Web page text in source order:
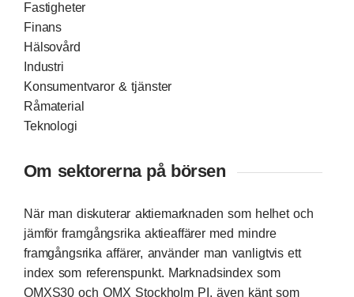
Fastigheter
Finans
Hälsovård
Industri
Konsumentvaror & tjänster
Råmaterial
Teknologi
Om sektorerna på börsen
När man diskuterar aktiemarknaden som helhet och
jämför framgångsrika aktieaffärer med mindre
framgångsrika affärer, använder man vanligtvis ett
index som referenspunkt. Marknadsindex som
OMXS30 och OMX Stockholm PI, även känt som